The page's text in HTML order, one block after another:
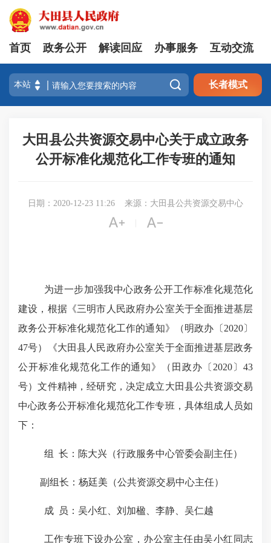
首页 政务公开 解读回应 办事服务 互动交流
 长者模式
大田县公共资源交易中心关于成立政务
公开标准化规范化工作专班的通知
日期：2020-12-23 11:26 来源：大田县公共资源交易中心
 
为进一步加强我中心政务公开工作标准化规范化
建设，根据《三明市人民政府办公室关于全面推进基层
政务公开标准化规范化工作的通知》（明政办〔 2020〕
47号）《大田县人民政府办公室关于全面推进基层政务
公开标准化规范化工作的通知》（田政办〔 2020 〕43
号）文件精神，经研究，决定成立大田县公共资源交易
中心政务公开标准化规范化工作专班，具体组成人员如
下：
组 长：陈大兴（行政服务中心管委会副主任）
副组长：杨廷美（公共资源交易中心主任）
成 员：吴小红、刘加楹、李静、吴仁越
工作专班下设办公室，办公室主任由吴小红同志